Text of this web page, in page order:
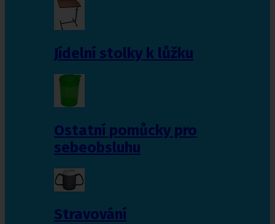
Jídelní stolky k lůžku
Ostatní pomůcky pro
sebeobsluhu
Stravování